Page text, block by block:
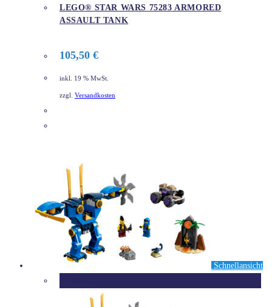
LEGO® STAR WARS 75283 ARMORED
ASSAULT TANK
105,50 €
inkl. 19 % MwSt.
zzgl. Versandkosten
Schnellansicht